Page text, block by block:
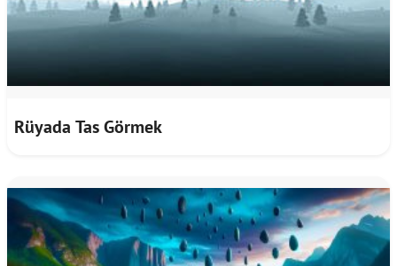
Rüyada Tas Görmek